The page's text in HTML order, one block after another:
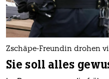
Zschäpe-Freundin drohen
Sie soll alles